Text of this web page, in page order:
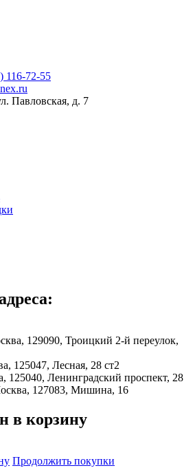
116-72-55
Павловская, д. 7
129090, Троицкий 2-й переулок,
125047, Лесная, 28 ст2
125040, Ленинградский проспект, 28
127083, Мишина, 16
в корзину
Продолжить покупки